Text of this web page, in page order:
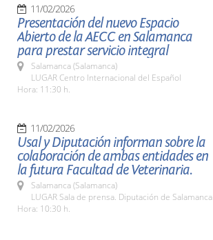
11/02/2026
Presentación del nuevo Espacio
Abierto de la AECC en Salamanca
para prestar servicio integral
Salamanca (Salamanca)
LUGAR Centro Internacional del Español
Hora: 11:30 h.
11/02/2026
Usal y Diputación informan sobre la
colaboración de ambas entidades en
la futura Facultad de Veterinaria.
Salamanca (Salamanca)
LUGAR Sala de prensa. Diputación de Salamanca
Hora: 10:30 h.